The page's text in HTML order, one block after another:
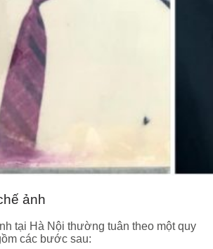
ảnh
tại Hà Nội thường tuân theo một quy
các bước sau: